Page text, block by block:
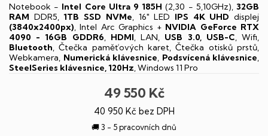
Notebook - Intel Core Ultra 9 185H(2,30 - 5,10GHz),32GB
RAM DDR5,1TB SSD NVMe, 16" LED IPS 4K UHD displej
(3840x2400px), Intel Arc Graphics + NVIDIA GeForce RTX
4090 - 16GB GDDR6, HDMI, LAN, USB 3.0, USB-C, Wifi,
Bluetooth, Čtečka paměťových karet, Čtečka otisků prstů,
Webkamera, Numerická klávesnice, Podsvícená klávesnice,
SteelSeries klávesnice, 120Hz, Windows 11 Pro
49 550 Kč
40 950 Kč bez DPH
🚚 3 - 5 pracovních dnů